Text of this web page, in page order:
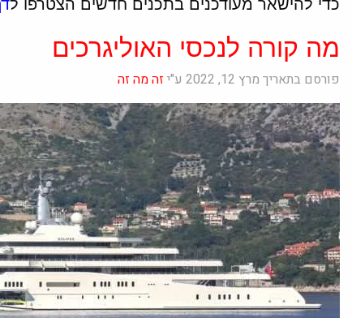
מה קורה לנכסי האוליגרכים
פורסם בתאריך מרץ 12, 2022 ע"י זה מה זה